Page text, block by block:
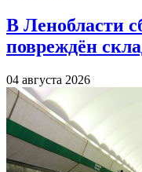
В Ленобласти
повреждён
04 августа 2026